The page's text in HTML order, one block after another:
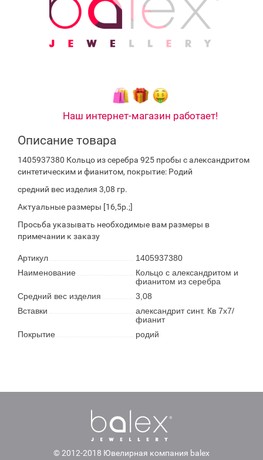
Наш интернет-магазин работает!
Описание товара
1405937380 Кольцо из серебра 925 пробы с александритом
синтетическим и фианитом, покрытие: Родий
средний вес изделия 3,08 гр.
Актуальные размеры [16,5р.;]
Просьба указывать необходимые вам размеры в
примечании к заказу
Артикул
1405937380
Наименование
Кольцо с александритом и
фианитом из серебра
Средний вес изделия
3,08
Вставки
александрит синт. Кв 7х7/
фианит
Покрытие
родий
© 2012-2018 Ювелирная компания balex